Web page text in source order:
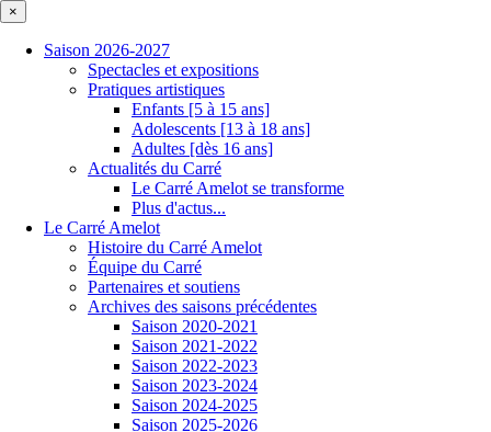
×
Saison 2026-2027
Spectacles et expositions
Pratiques artistiques
Enfants [5 à 15 ans]
Adolescents [13 à 18 ans]
Adultes [dès 16 ans]
Actualités du Carré
Le Carré Amelot se transforme
Plus d'actus...
Le Carré Amelot
Histoire du Carré Amelot
Équipe du Carré
Partenaires et soutiens
Archives des saisons précédentes
Saison 2020-2021
Saison 2021-2022
Saison 2022-2023
Saison 2023-2024
Saison 2024-2025
Saison 2025-2026